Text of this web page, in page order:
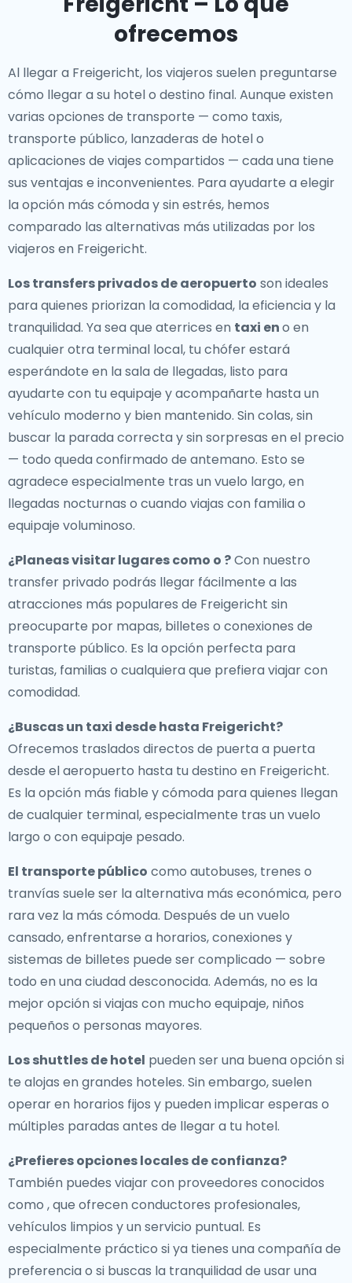
ofrecemos
Al llegar a Freigericht, los viajeros suelen preguntarse
cómo llegar a su hotel o destino final. Aunque existen
varias opciones de transporte — como taxis,
transporte público, lanzaderas de hotel o
aplicaciones de viajes compartidos — cada una tiene
sus ventajas e inconvenientes. Para ayudarte a elegir
la opción más cómoda y sin estrés, hemos
comparado las alternativas más utilizadas por los
viajeros en Freigericht.
Los transfers privados de aeropuerto son ideales
para quienes priorizan la comodidad, la eficiencia y la
tranquilidad. Ya sea que aterrices en taxi eno en
cualquier otra terminal local, tu chófer estará
esperándote en la sala de llegadas, listo para
ayudarte con tu equipaje y acompañarte hasta un
vehículo moderno y bien mantenido. Sin colas, sin
buscar la parada correcta y sin sorpresas en el precio
— todo queda confirmado de antemano. Esto se
agradece especialmente tras un vuelo largo, en
llegadas nocturnas o cuando viajas con familia o
equipaje voluminoso.
¿Planeas visitar lugares como o ?Con nuestro
transfer privado podrás llegar fácilmente a las
atracciones más populares de Freigericht sin
preocuparte por mapas, billetes o conexiones de
transporte público. Es la opción perfecta para
turistas, familias o cualquiera que prefiera viajar con
comodidad.
¿Buscas un taxi desde hasta Freigericht?
Ofrecemos traslados directos de puerta a puerta
desde el aeropuerto hasta tu destino en Freigericht.
Es la opción más fiable y cómoda para quienes llegan
de cualquier terminal, especialmente tras un vuelo
largo o con equipaje pesado.
El transporte público como autobuses, trenes o
tranvías suele ser la alternativa más económica, pero
rara vez la más cómoda. Después de un vuelo
cansado, enfrentarse a horarios, conexiones y
sistemas de billetes puede ser complicado — sobre
todo en una ciudad desconocida. Además, no es la
mejor opción si viajas con mucho equipaje, niños
pequeños o personas mayores.
Los shuttles de hotel pueden ser una buena opción si
te alojas en grandes hoteles. Sin embargo, suelen
operar en horarios fijos y pueden implicar esperas o
múltiples paradas antes de llegar a tu hotel.
¿Prefieres opciones locales de confianza?
También puedes viajar con proveedores conocidos
como , que ofrecen conductores profesionales,
vehículos limpios y un servicio puntual. Es
especialmente práctico si ya tienes una compañía de
preferencia o si buscas la tranquilidad de usar una